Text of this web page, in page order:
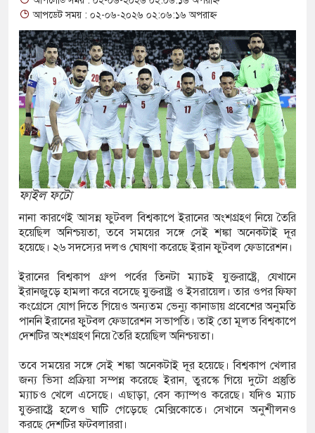
ইয়াবা-গাঁজাসহ দুই মাদক কারবারী গ্রেপ্তার
৩ মাদক কারবারি গ্রেপ্তার, আড়াই কেজি গাঁজা
কাজেম শাহ, আট ঘণ্টা বিমানে অপেক্ষার পর
মত চালু হলো শিশুদের সফট ইনডোর প্লে-গ্রাউন্ড
গ্রেফতার-৮
অভিযানে নারীসহ মাদক কারবারি গ্রেফতার
পূর্ববিরোধের জেরে দুই পক্ষের সংঘর্ষ, আহত ৩০
গিয়ে পানিতে ডুবে গৃহবধূর মৃত্যু
রাজি না হওয়ায় তরুণীকে ‘চোর’ সাজিয়ে
আপডেট সময় : ০২-০৬-২০২৬ ০২:০৬:১৬ অপরাহ্ন
ফাইল ফটো
নানা কারণেই আসন্ন ফুটবল বিশ্বকাপে ইরানের অংশগ্রহণ নিয়ে তৈরি
হয়েছিল অনিশ্চয়তা, তবে সময়ের সঙ্গে সেই শঙ্কা অনেকটাই দূর
হয়েছে। ২৬ সদস্যের দলও ঘোষণা করেছে ইরান ফুটবল ফেডারেশন।
ইরানের বিশ্বকাপ গ্রুপ পর্বের তিনটা ম্যাচই যুক্তরাষ্ট্রে, যেখানে
ইরানজুড়ে হামলা করে বসেছে যুক্তরাষ্ট্র ও ইসরায়েল। তার ওপর ফিফা
কংগ্রেসে যোগ দিতে গিয়েও অন্যতম ভেন্যু কানাডায় প্রবেশের অনুমতি
পাননি ইরানের ফুটবল ফেডারেশন সভাপতি। তাই তো মূলত বিশ্বকাপে
দেশটির অংশগ্রহণ নিয়ে তৈরি হয়েছিল অনিশ্চয়তা।
তবে সময়ের সঙ্গে সেই শঙ্কা অনেকটাই দূর হয়েছে। বিশ্বকাপ খেলার
জন্য ভিসা প্রক্রিয়া সম্পন্ন করেছে ইরান, তুরস্কে গিয়ে দুটো প্রস্তুতি
ম্যাচও খেলে এসেছে। এছাড়া, বেস ক্যাম্পও করেছে। যদিও ম্যাচ
যুক্তরাষ্ট্রে হলেও ঘাটি গেড়েছে মেক্সিকোতে। সেখানে অনুশীলনও
করছে দেশটির ফটবলাররা।